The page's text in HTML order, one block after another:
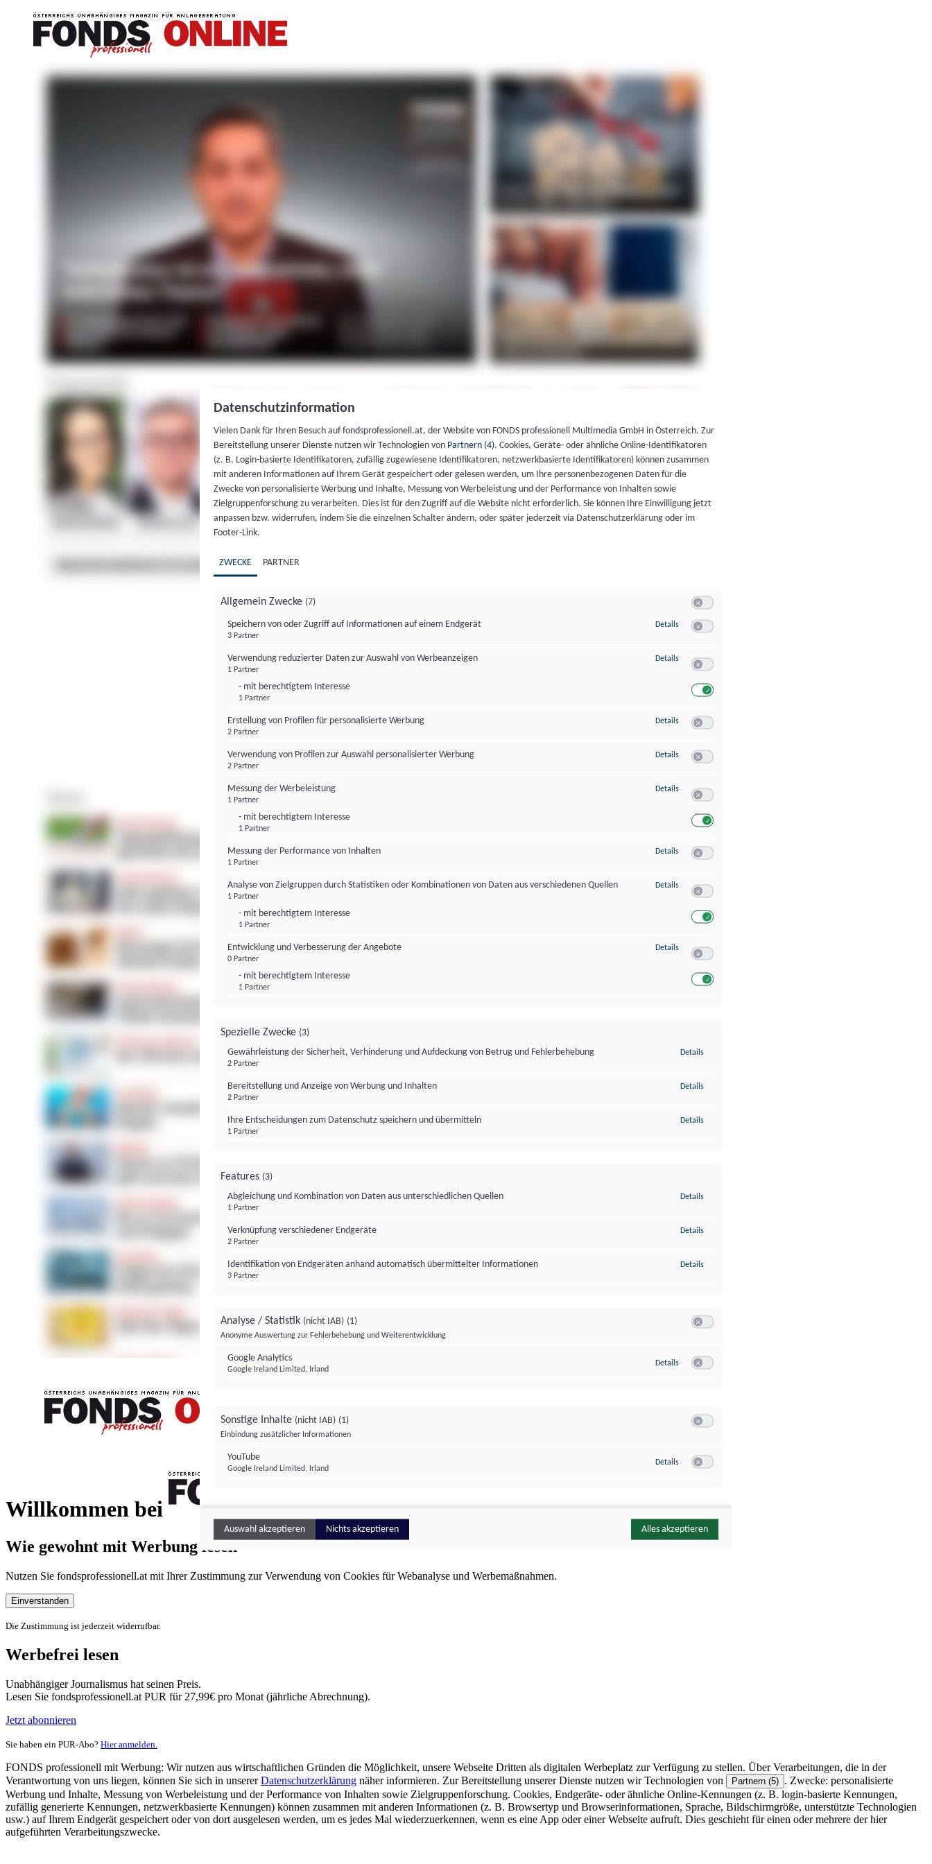
Willkommen bei
FONDS professionell
Wie gewohnt mit Werbung lesen
Nutzen Sie fondsprofessionell.at mit Ihrer Zustimmung zur Verwendung von Cookies für Webanalyse und Werbemaßnahmen.
Einverstanden
Die Zustimmung ist jederzeit widerrufbar.
Werbefrei lesen
Unabhängiger Journalismus hat seinen Preis.
Lesen Sie fondsprofessionell.at PUR für 27,99€ pro Monat (jährliche Abrechnung).
Jetzt abonnieren
Sie haben ein PUR-Abo? Hier anmelden.
FONDS professionell mit Werbung: Wir nutzen aus wirtschaftlichen Gründen die Möglichkeit, unsere Webseite Dritten als digitalen Werbeplatz zur Verfügung zu stellen. Über Verarbeitungen, die in der
Verantwortung von uns liegen, können Sie sich in unsererDatenschutzerklärung näher informieren. Zur Bereitstellung unserer Dienste nutzen wir Technologien von Partnern (5) . Zwecke: personalisierte
Werbung und Inhalte, Messung von Werbeleistung und der Performance von Inhalten sowie Zielgruppenforschung. Cookies, Endgeräte- oder ähnliche Online-Kennungen (z. B. login-basierte Kennungen,
zufällig generierte Kennungen, netzwerkbasierte Kennungen) können zusammen mit anderen Informationen (z. B. Browsertyp und Browserinformationen, Sprache, Bildschirmgröße, unterstützte Technologien
usw.) auf Ihrem Endgerät gespeichert oder von dort ausgelesen werden, um es jedes Mal wiederzuerkennen, wenn es eine App oder einer Webseite aufruft. Dies geschieht für einen oder mehrere der hier
aufgeführten Verarbeitungszwecke.
Datenschutzinformation
Vielen Dank für Ihren Besuch auf fondsprofessionell.at, der Website von FONDS professionell Multimedia GmbH in Österreich. Zur
Bereitstellung unserer Dienste nutzen wir Technologien von Partnern (4). Cookies, Geräte- oder ähnliche Online-Identifikatoren
(z. B. Login-basierte Identifikatoren, zufällig zugewiesene Identifikatoren, netzwerkbasierte Identifikatoren) können zusammen
mit anderen Informationen auf Ihrem Gerät gespeichert oder gelesen werden, um Ihre personenbezogenen Daten für die
Zwecke von personalisierte Werbung und Inhalte, Messung von Werbeleistung und der Performance von Inhalten sowie
Zielgruppenforschung zu verarbeiten. Dies ist für den Zugriff auf die Website nicht erforderlich. Sie können Ihre Einwilligung jetzt
anpassen bzw. widerrufen, indem Sie die einzelnen Schalter ändern, oder später jederzeit via Datenschutzerklärung oder im
Footer-Link.
ZWECKE PARTNER
Allgemein Zwecke (7)
Speichern von oder Zugriff auf Informationen auf einem Endgerät
3 Partner
Details zu Speichern von oder Zugriff auf Informationen auf einem Endgerät
Verwendung reduzierter Daten zur Auswahl von Werbeanzeigen
1 Partner
- mit berechtigtem Interesse
1 Partner
Details zu Verwendung reduzierter Daten zur Auswahl von Werbeanzeigen
Erstellung von Profilen für personalisierte Werbung
2 Partner
Details zu Erstellung von Profilen für personalisierte Werbung
Verwendung von Profilen zur Auswahl personalisierter Werbung
2 Partner
Details zu Verwendung von Profilen zur Auswahl personalisierter Werbung
Messung der Werbeleistung
1 Partner
- mit berechtigtem Interesse
1 Partner
Details zu Messung der Werbeleistung
Messung der Performance von Inhalten
1 Partner
Details zu Messung der Performance von Inhalten
Analyse von Zielgruppen durch Statistiken oder Kombinationen von Daten aus verschiedenen Quellen
1 Partner
- mit berechtigtem Interesse
1 Partner
Details zu Analyse von Zielgruppen durch Statistiken oder Kombinationen von
Entwicklung und Verbesserung der Angebote
0 Partner
- mit berechtigtem Interesse
1 Partner
Details zu Entwicklung und Verbesserung der Angebote
Spezielle Zwecke (3)
Gewährleistung der Sicherheit, Verhinderung und Aufdeckung von Betrug und Fehlerbehebung
2 Partner
Details
Bereitstellung und Anzeige von Werbung und Inhalten
2 Partner
Details
Ihre Entscheidungen zum Datenschutz speichern und übermitteln
1 Partner
Details
Features (3)
Abgleichung und Kombination von Daten aus unterschiedlichen Quellen
1 Partner
Details
Verknüpfung verschiedener Endgeräte
2 Partner
Details
Identifikation von Endgeräten anhand automatisch übermittelter Informationen
3 Partner
Details
Analyse / Statistik (nicht IAB) (1)
Anonyme Auswertung zur Fehlerbehebung und Weiterentwicklung
Google Analytics
Google Ireland Limited, Irland
Details zu Google Analytics
Sonstige Inhalte (nicht IAB) (1)
Einbindung zusätzlicher Informationen
YouTube
Google Ireland Limited, Irland
Details zu YouTube
Auswahl akzeptieren Nichts akzeptieren Alles akzeptieren